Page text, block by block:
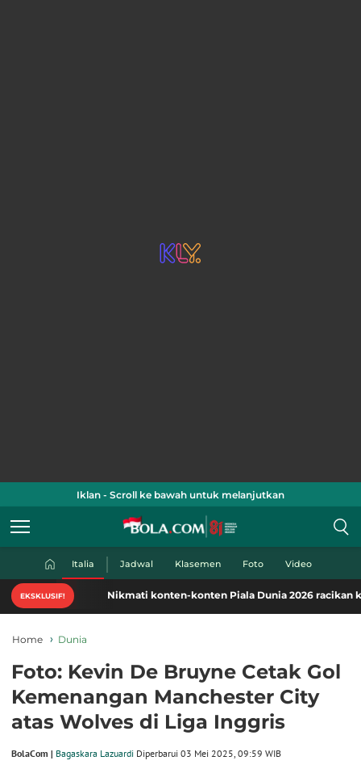
Iklan - Scroll ke bawah untuk melanjutkan
Italia Jadwal Klasemen Foto Video
EKSKLUSIF! Nikmati konten-konten Piala Dunia 2026 racikan khas
Home Dunia
Foto: Kevin De Bruyne Cetak Gol
Kemenangan Manchester City
atas Wolves di Liga Inggris
BolaCom | Bagaskara Lazuardi Diperbarui 03 Mei 2025, 09:59 WIB